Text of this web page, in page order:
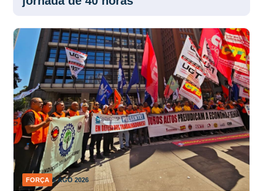
FORÇA 5 AGO 2026